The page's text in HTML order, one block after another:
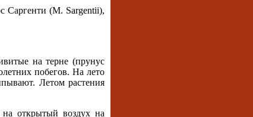
Саргенти (М. Sargentii),
на терне (прунус
побегов. На лето
Летом растения
открытый воздух на